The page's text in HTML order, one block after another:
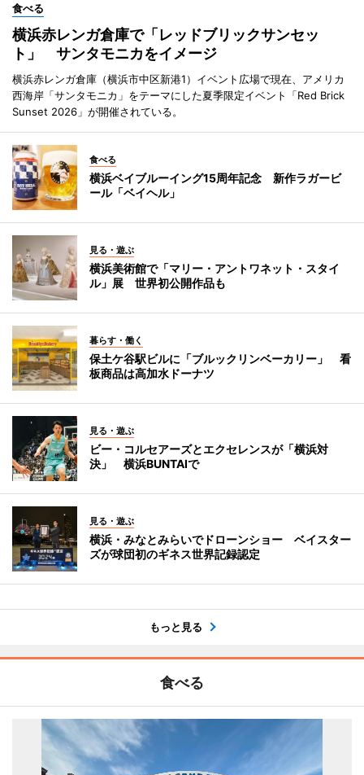
食べる
横浜赤レンガ倉庫で「レッドブリックサンセッ
ト」 サンタモニカをイメージ
横浜赤レンガ倉庫（横浜市中区新港1）イベント広場で現在、アメリカ
西海岸「サンタモニカ」をテーマにした夏季限定イベント「Red Brick
Sunset 2026」が開催されている。
食べる
横浜ベイブルーイング15周年記念 新作ラガービ
ール「ベイヘル」
見る・遊ぶ
横浜美術館で「マリー・アントワネット・スタイ
ル」展 世界初公開作品も
暮らす・働く
保土ケ谷駅ビルに「ブルックリンベーカリー」 看
板商品は高加水ドーナツ
見る・遊ぶ
ビー・コルセアーズとエクセレンスが「横浜対
決」 横浜BUNTAIで
見る・遊ぶ
横浜・みなとみらいでドローンショー ベイスター
ズが球団初のギネス世界記録認定
もっと見る
食べる